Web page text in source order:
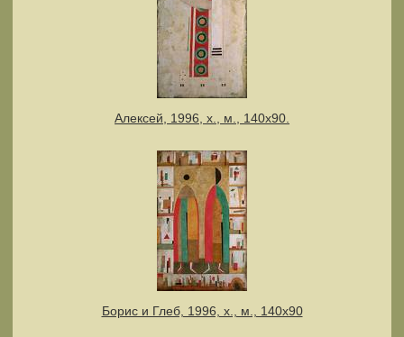
Алексей, 1996, х., м., 140х90.
Борис и Глеб, 1996, х., м., 140х90